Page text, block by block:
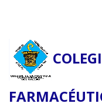
Previous